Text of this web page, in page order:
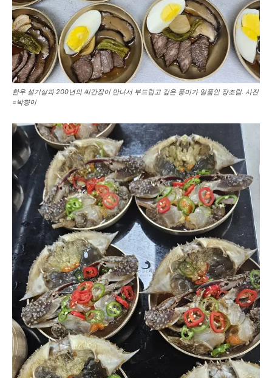
한우 설기살과 200년의 씨간장이 만나서 부드럽고 깊은 풍미가 일품인 장조림. 사진
=박향이